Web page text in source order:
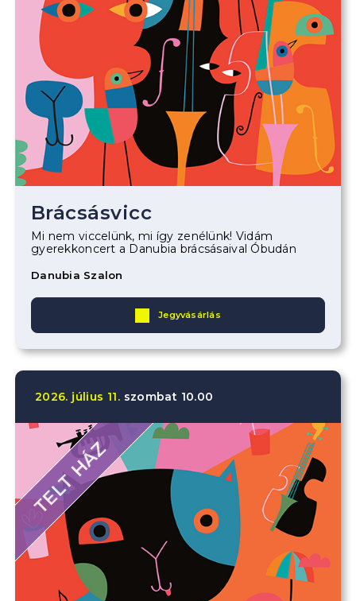
Brácsásvicc
Mi nem viccelünk, mi így zenélünk! Vidám
gyerekkoncert a Danubia brácsásaival Óbudán
Danubia Szalon
Jegyvásárlás
2026. július 11. szombat 10.00
TELT HÁZ